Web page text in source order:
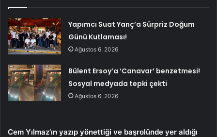
Yapımcı Suat Yanç’a Sürpriz Doğum
Günü Kutlaması!
Ağustos 6, 2026
Bülent Ersoy’a ‘Canavar’ benzetmesi!
Sosyal medyada tepki çekti
Ağustos 6, 2026
Cem Yılmaz’ın yazıp yönettiği ve başrolünde yer aldığı